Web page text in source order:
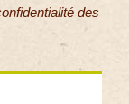
des